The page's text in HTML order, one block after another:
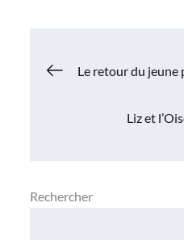
Navigation
Le retour du jeune
Liz et
Rechercher